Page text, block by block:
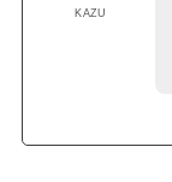
KAZU